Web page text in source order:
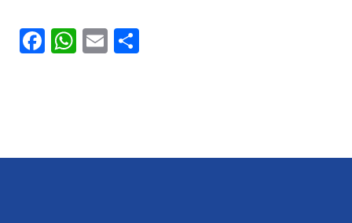
Facebook
WhatsApp
Email